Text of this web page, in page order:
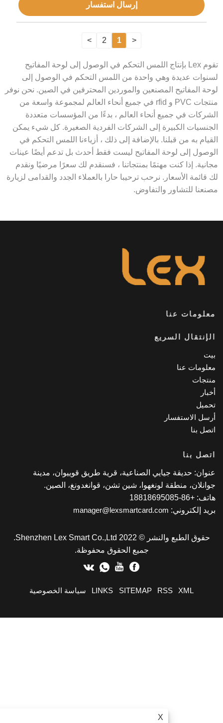
إرسال استفسار
1
2
>
تقوم Lex بإنتاج اللمس التحكم في الوصول إلى لوحة المفاتيح
عديدة وهي واحدة من اللمس التحكم في الوصول إلى
المفاتيح المصنعين والموردين المحترفين في الصين. نحن نوفر
منتجات PVC و rfid في جميع أنحاء العالم لمجموعة واسعة من
في جميع أنحاء العالم ، بدءًا من المؤسسات متعددة
الكبيرة إلى الشركات الفردية الصغيرة. كل شيء يمكن
به من قبلنا. بالإضافة إلى ذلك ، أزياءنا اللمس التحكم في
إلى لوحة المفاتيح ليست فقط أحدث بل تدعم أيضًا عينات
إذا كنت مهتمًا بمنتجاتنا ، فسنقدم لك سعرًا مرضيًا ونقدم
الأسعار. نرحب ترحيبا حارا بالعملاء الجدد والقدامى لزيارة
للتشاور والتفاوض.
عنا
السريع
عنا
الاستفسار
بنا
بنا
حديقة جيايي الصناعية، قرية طريق قوييوان، مدينة
منطقة لونغهوا، شين تشن، قوانغدونغ، الصين.
18818695085
إلكتروني:manager@lexsmartcard.com
حقوق الطبع والنشر © 2022 Shenzhen Lex Smart Co.,Ltd.
جميع الحقوق محفوظة.
LINKS SITEMAP RSS XML سياسة الخصوصية